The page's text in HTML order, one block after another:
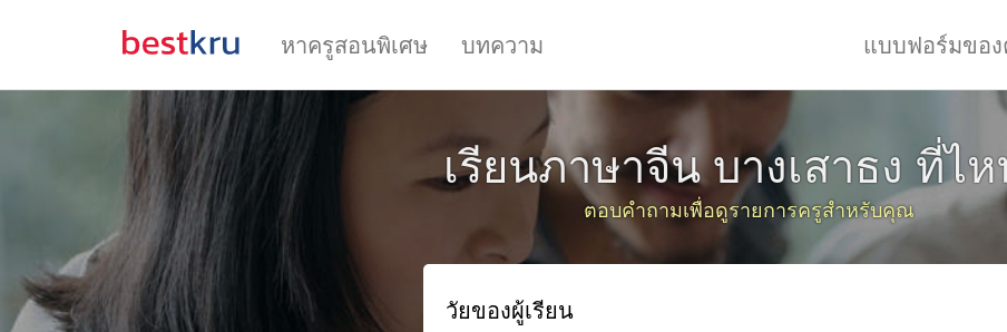
หาครูสอนพิเศษ บทความ แบบฟอร์มขอ
เรียนภาษาจีน บางเสาธง ที่ไ
ตอบคำถามเพื่อดูรายการครูสำหรับคุณ
วัยของผู้เรียน